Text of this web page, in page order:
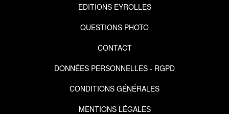
EDITIONS EYROLLES
QUESTIONS PHOTO
CONTACT
DONNÉES PERSONNELLES - RGPD
CONDITIONS GÉNÉRALES
MENTIONS LÉGALES